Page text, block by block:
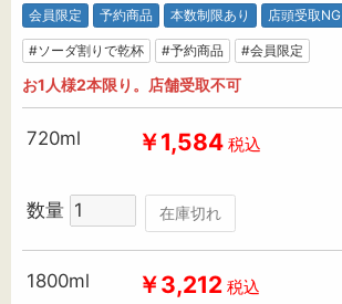
会員限定 予約商品 本数制限あり 店頭受取NG
#ソーダ割りで乾杯 #予約商品 #会員限定
お1人様2本限り。店舗受取不可
720ml ￥1,584 税込
数量 在庫切れ
1800ml ￥3,212 税込